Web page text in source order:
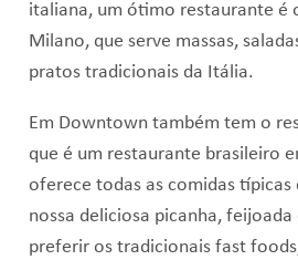
italiana, um ótimo restaurante é
Milano, que serve massas,
pratos tradicionais da Itália.
Em Downtown também tem o
que é um restaurante brasileiro
oferece todas as comidas típicas
nossa deliciosa picanha,
preferir os tradicionais fast